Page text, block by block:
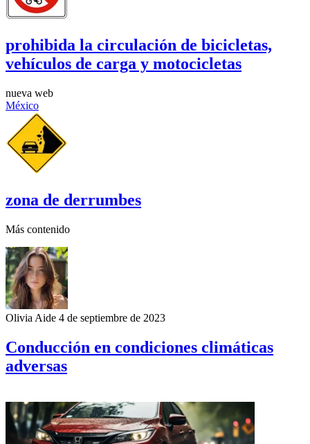
prohibida la circulación de bicicletas,
vehículos de carga y motocicletas
nueva web
México
zona de derrumbes
Más contenido
Olivia Aide 4 de septiembre de 2023
Conducción en condiciones climáticas
adversas